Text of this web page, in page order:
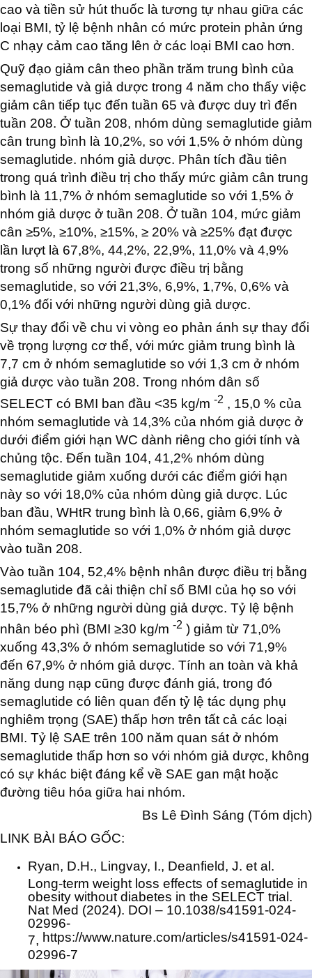
cao và tiền sử hút thuốc là tương tự nhau giữa các
loại BMI, tỷ lệ bệnh nhân có mức protein phản ứng
C nhạy cảm cao tăng lên ở các loại BMI cao hơn.
Quỹ đạo giảm cân theo phần trăm trung bình của
semaglutide và giả dược trong 4 năm cho thấy việc
giảm cân tiếp tục đến tuần 65 và được duy trì đến
tuần 208. Ở tuần 208, nhóm dùng semaglutide giảm
cân trung bình là 10,2%, so với 1,5% ở nhóm dùng
semaglutide. nhóm giả dược. Phân tích đầu tiên
trong quá trình điều trị cho thấy mức giảm cân trung
bình là 11,7% ở nhóm semaglutide so với 1,5% ở
nhóm giả dược ở tuần 208. Ở tuần 104, mức giảm
cân ≥5%, ≥10%, ≥15%, ≥ 20% và ≥25% đạt được
lần lượt là 67,8%, 44,2%, 22,9%, 11,0% và 4,9%
trong số những người được điều trị bằng
semaglutide, so với 21,3%, 6,9%, 1,7%, 0,6% và
0,1% đối với những người dùng giả dược.
Sự thay đổi về chu vi vòng eo phản ánh sự thay đổi
về trọng lượng cơ thể, với mức giảm trung bình là
7,7 cm ở nhóm semaglutide so với 1,3 cm ở nhóm
giả dược vào tuần 208. Trong nhóm dân số
SELECT có BMI ban đầu <35 kg/m -2 , 15,0 % của
nhóm semaglutide và 14,3% của nhóm giả dược ở
dưới điểm giới hạn WC dành riêng cho giới tính và
chủng tộc. Đến tuần 104, 41,2% nhóm dùng
semaglutide giảm xuống dưới các điểm giới hạn
này so với 18,0% của nhóm dùng giả dược. Lúc
ban đầu, WHtR trung bình là 0,66, giảm 6,9% ở
nhóm semaglutide so với 1,0% ở nhóm giả dược
vào tuần 208.
Vào tuần 104, 52,4% bệnh nhân được điều trị bằng
semaglutide đã cải thiện chỉ số BMI của họ so với
15,7% ở những người dùng giả dược. Tỷ lệ bệnh
nhân béo phì (BMI ≥30 kg/m -2 ) giảm từ 71,0%
xuống 43,3% ở nhóm semaglutide so với 71,9%
đến 67,9% ở nhóm giả dược. Tính an toàn và khả
năng dung nạp cũng được đánh giá, trong đó
semaglutide có liên quan đến tỷ lệ tác dụng phụ
nghiêm trọng (SAE) thấp hơn trên tất cả các loại
BMI. Tỷ lệ SAE trên 100 năm quan sát ở nhóm
semaglutide thấp hơn so với nhóm giả dược, không
có sự khác biệt đáng kể về SAE gan mật hoặc
đường tiêu hóa giữa hai nhóm.
Bs Lê Đình Sáng (Tóm dịch)
LINK BÀI BÁO GỐC:
Ryan, D.H., Lingvay, I., Deanfield, J. et al.
Long-term weight loss effects of semaglutide in
obesity without diabetes in the SELECT trial.
Nat Med (2024). DOI – 10.1038/s41591-024-
02996-
7,
https://www.nature.com/articles/s41591-024-
02996-7